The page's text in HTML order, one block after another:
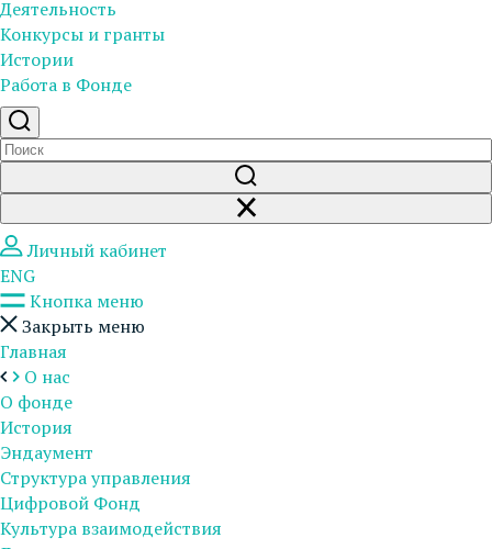
Деятельность
Конкурсы и гранты
Истории
Работа в Фонде
Личный кабинет
ENG
Кнопка меню
Закрыть меню
Главная
О нас
О фонде
История
Эндаумент
Структура управления
Цифровой Фонд
Культура взаимодействия